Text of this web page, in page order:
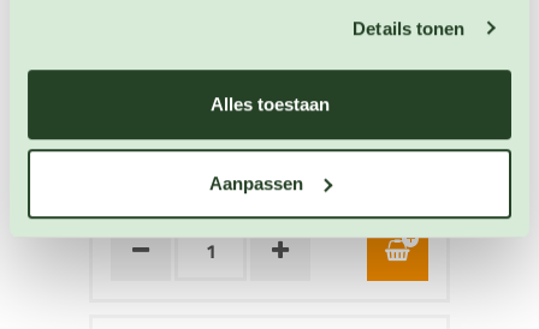
Details tonen
Alles toestaan
Aanpassen
Artikelnummer: 835
OP VOORRAAD